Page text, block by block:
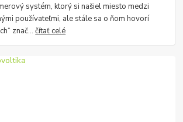
systém, ktorý si našiel miesto medzi
používateľmi, ale stále sa o ňom hovorí
znač...čítať celé